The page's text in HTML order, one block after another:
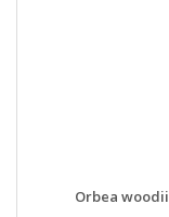
DETAYLAR
VER
Orbea woodii